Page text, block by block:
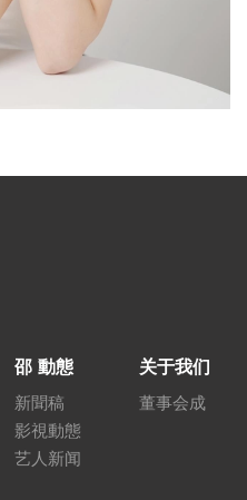
邵 動態
新聞稿
影視動態
艺人新闻
关于我们
董事会成